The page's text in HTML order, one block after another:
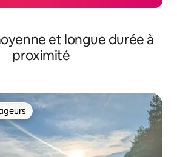
et longue durée à
proximité